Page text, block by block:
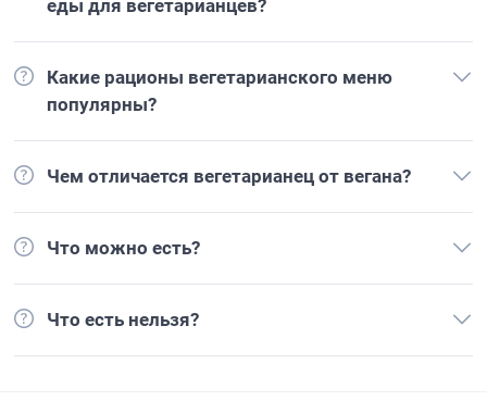
еды для вегетарианцев?
Какие рационы вегетарианского меню
популярны?
Чем отличается вегетарианец от вегана?
Что можно есть?
Что есть нельзя?